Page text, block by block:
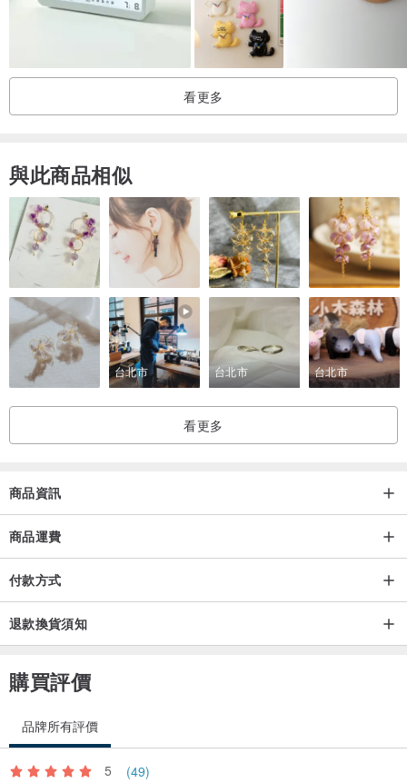
傳到其子喬賽亞二世時，威基伍德窯在瓷土中混入百分之五十以上的
骨灰，成功燒製出純白無暇，透光性高且質地堅硬的優質骨瓷『Fine
Bone China 』。再度為威基伍德的光榮歷史增添了一筆光彩。
以及源自貝托力克斯.波特的著名童話故事-『彼得兔Peter rabbit』系
列……。這些暢銷作品均成功地融合了古老傅統所培育出的技術，以
及新時代的設計感。
看更多
與此商品相似
台北市 台北市 台北市
看更多
商品資訊
商品運費
付款方式
退款換貨須知
購買評價
品牌所有評價
5 (49)